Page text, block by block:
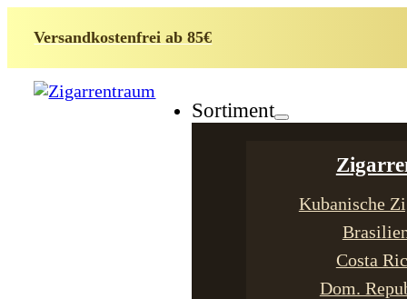
Versandkostenfrei ab 85€
Sortiment
Kubanische
Costa
Dom.